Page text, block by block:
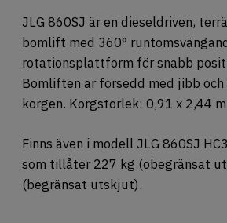
OM OSS
JOBBA HOS OSS
JLG 860SJ är en dieseldriven,
bomlift med 360°
rotationsplattform för snabb
Bomliften är försedd med jibb
korgen. Korgstorlek: 0,91 x 2,44
Finns även i modell JLG 860SJ
som tillåter 227 kg (obegränsat
(begränsat utskjut).